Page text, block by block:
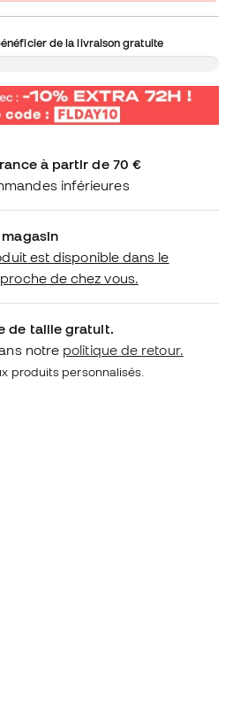
de la livraison gratuite
à partir de 70 €
inférieures
est disponible dans le
de chez vous.
de taille gratuit.
notre politique de retour.
produits personnalisés.